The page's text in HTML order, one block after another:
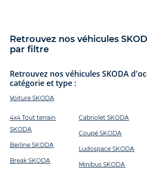
Retrouvez nos véhicules
par filtre
Retrouvez nos véhicules SKODA
catégorie et type :
Voiture SKODA
4x4 Tout terrain
SKODA
Berline SKODA
Break SKODA
Cabriolet SKODA
Coupé SKODA
Ludospace SKODA
Minibus SKODA